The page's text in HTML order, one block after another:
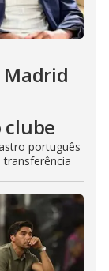
Madrid
clube
português